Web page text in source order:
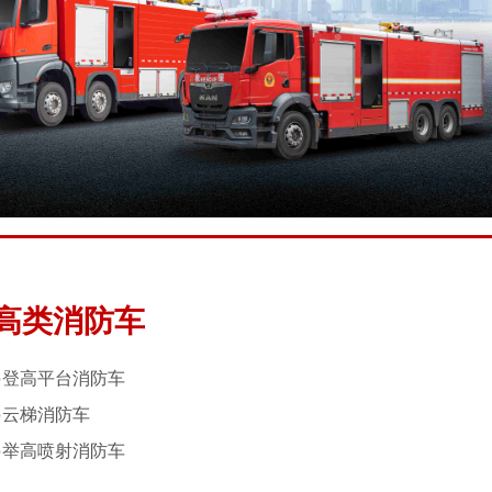
类消防车
登高平台消防车
云梯消防车
举高喷射消防车